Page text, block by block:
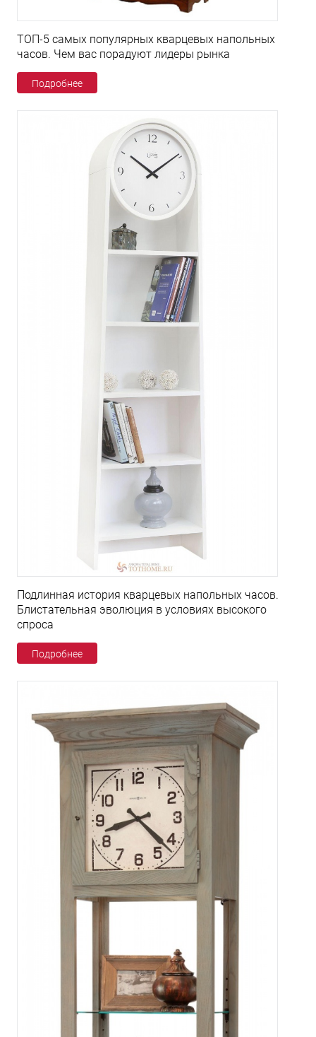
ТОП-5 самых популярных кварцевых напольных
часов. Чем вас порадуют лидеры рынка
Подробнее
Подлинная история кварцевых напольных часов.
Блистательная эволюция в условиях высокого
спроса
Подробнее